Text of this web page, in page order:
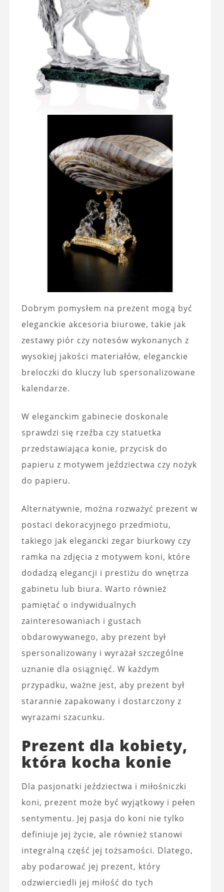
Dobrym pomysłem na prezent mogą być
eleganckie akcesoria biurowe, takie jak
zestawy piór czy notesów wykonanych z
wysokiej jakości materiałów, eleganckie
breloczki do kluczy lub spersonalizowane
kalendarze.
W eleganckim gabinecie doskonale
sprawdzi się rzeźba czy statuetka
przedstawiająca konie, przycisk do
papieru z motywem jeździectwa czy nożyk
do papieru.
Alternatywnie, można rozważyć prezent w
postaci dekoracyjnego przedmiotu,
takiego jak elegancki zegar biurkowy czy
ramka na zdjęcia z motywem koni, które
dodadzą elegancji i prestiżu do wnętrza
gabinetu lub biura. Warto również
pamiętać o indywidualnych
zainteresowaniach i gustach
obdarowywanego, aby prezent był
spersonalizowany i wyrażał szczególne
uznanie dla osiągnięć. W każdym
przypadku, ważne jest, aby prezent był
starannie zapakowany i dostarczony z
wyrazami szacunku.
Prezent dla kobiety,
która kocha konie
Dla pasjonatki jeździectwa i miłośniczki
koni, prezent może być wyjątkowy i pełen
sentymentu. Jej pasja do koni nie tylko
definiuje jej życie, ale również stanowi
integralną część jej tożsamości. Dlatego,
aby podarować jej prezent, który
odzwierciedli jej miłość do tych